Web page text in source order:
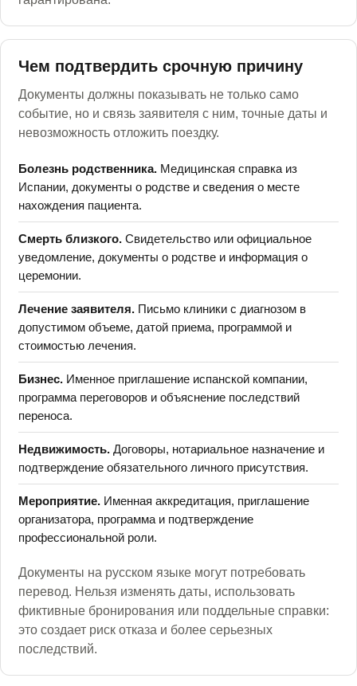
Чем подтвердить срочную причину
Документы должны показывать не только само
событие, но и связь заявителя с ним, точные даты и
невозможность отложить поездку.
Болезнь родственника. Медицинская справка из
Испании, документы о родстве и сведения о месте
нахождения пациента.
Смерть близкого. Свидетельство или официальное
уведомление, документы о родстве и информация о
церемонии.
Лечение заявителя. Письмо клиники с диагнозом в
допустимом объеме, датой приема, программой и
стоимостью лечения.
Бизнес. Именное приглашение испанской компании,
программа переговоров и объяснение последствий
переноса.
Недвижимость. Договоры, нотариальное назначение и
подтверждение обязательного личного присутствия.
Мероприятие. Именная аккредитация, приглашение
организатора, программа и подтверждение
профессиональной роли.
Документы на русском языке могут потребовать
перевод. Нельзя изменять даты, использовать
фиктивные бронирования или поддельные справки:
это создает риск отказа и более серьезных
последствий.